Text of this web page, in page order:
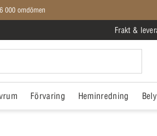
ALLT*
Frakt &
Förvaring Heminredning